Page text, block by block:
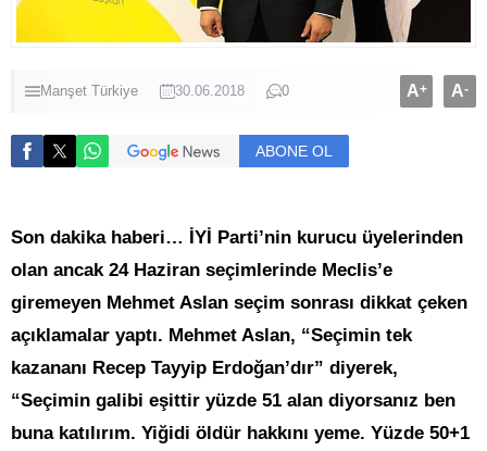
Manşet Türkiye 30.06.2018 0 A+ A-
ABONE OL
Son dakika haberi… İYİ Parti’nin kurucu üyelerinden
olan ancak 24 Haziran seçimlerinde Meclis’e
giremeyen Mehmet Aslan seçim sonrası dikkat çeken
açıklamalar yaptı. Mehmet Aslan, “Seçimin tek
kazananı Recep Tayyip Erdoğan’dır” diyerek,
“Seçimin galibi eşittir yüzde 51 alan diyorsanız ben
buna katılırım. Yiğidi öldür hakkını yeme. Yüzde 50+1